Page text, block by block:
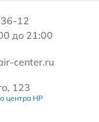
12
до 21:00
center.ru
123
центра HP